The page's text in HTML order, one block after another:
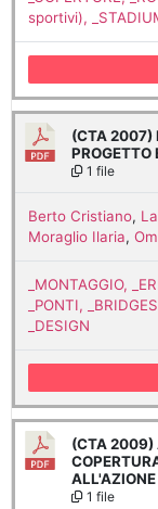
sportivi),
(CTA 2007)
PROGETTO
1 file
Berto Cristiano,
Moraglio Ilaria,
_MONTAGGIO,
_PONTI, _BRIDGES
_DESIGN
(CTA 2009)
1 file